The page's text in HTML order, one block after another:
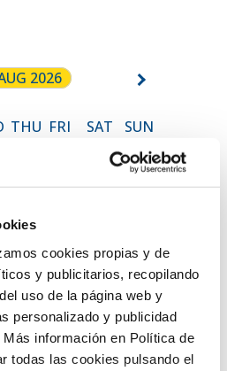
cookies propias y de
y publicitarios, recopilando
uso de la página web y
personalizado y publicidad
información en Política de
todas las cookies pulsando el
2026
THU FRI SAT SUN
2
13 14 15
16
20 21 22
23
27 28 29
30